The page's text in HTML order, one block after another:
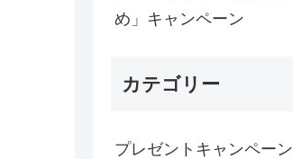
め」キャンペーン
カテゴリー
プレゼントキャンペーン